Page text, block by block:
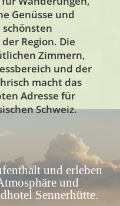
Genüsse und
Region. Die
Zimmern,
und der
macht das
Adresse für
Schweiz.
und erleben
und
Sennerhütte.